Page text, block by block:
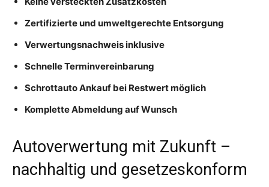
Zertifizierte und umweltgerechte Entsorgung
Verwertungsnachweis inklusive
Schnelle Terminvereinbarung
Schrottauto Ankauf bei Restwert möglich
Komplette Abmeldung auf Wunsch
Autoverwertung mit Zukunft –
nachhaltig und gesetzeskonform